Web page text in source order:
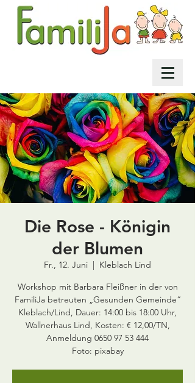
Die Rose - Königin
der Blumen
Fr., 12. Juni
  |
Kleblach Lind
Workshop mit Barbara Fleißner in der von
FamiliJa betreuten „Gesunden Gemeinde“
Kleblach/Lind, Dauer: 14:00 bis 18:00 Uhr,
Wallnerhaus Lind, Kosten: € 12,00/TN,
Anmeldung 0650 97 53 444
Foto: pixabay